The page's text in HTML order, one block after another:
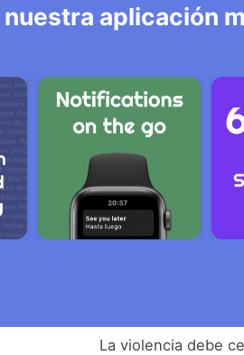
aplicación
La violencia debe